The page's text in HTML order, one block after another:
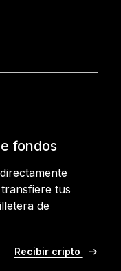
fondos
tus
de
Recibir cripto